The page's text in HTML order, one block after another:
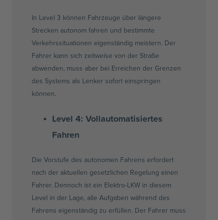
In Level 3 können Fahrzeuge über längere
Strecken autonom fahren und bestimmte
Verkehrssituationen eigenständig meistern. Der
Fahrer kann sich zeitweise von der Straße
abwenden, muss aber bei Erreichen der Grenzen
des Systems als Lenker sofort einspringen
können.
Level 4:Vollautomatisiertes
Fahren
Die Vorstufe des autonomen Fahrens erfordert
nach der aktuellen gesetzlichen Regelung einen
Fahrer. Dennoch ist ein Elektro-LKW in diesem
Level in der Lage, alle Aufgaben während des
Fahrens eigenständig zu erfüllen. Der Fahrer muss